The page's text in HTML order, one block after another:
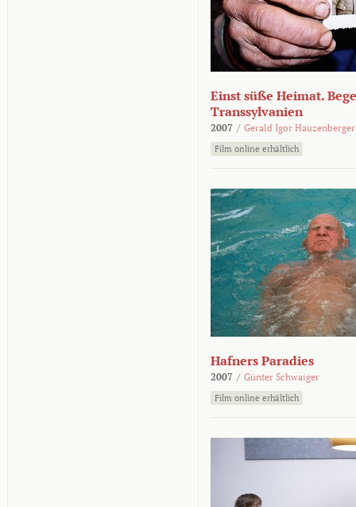
Einst süße Heimat.
Transsylvanien
2007 / Gerald Igor Hauzenberger
Film online erhältlich
Hafners Paradies
2007 / Günter Schwaiger
Film online erhältlich